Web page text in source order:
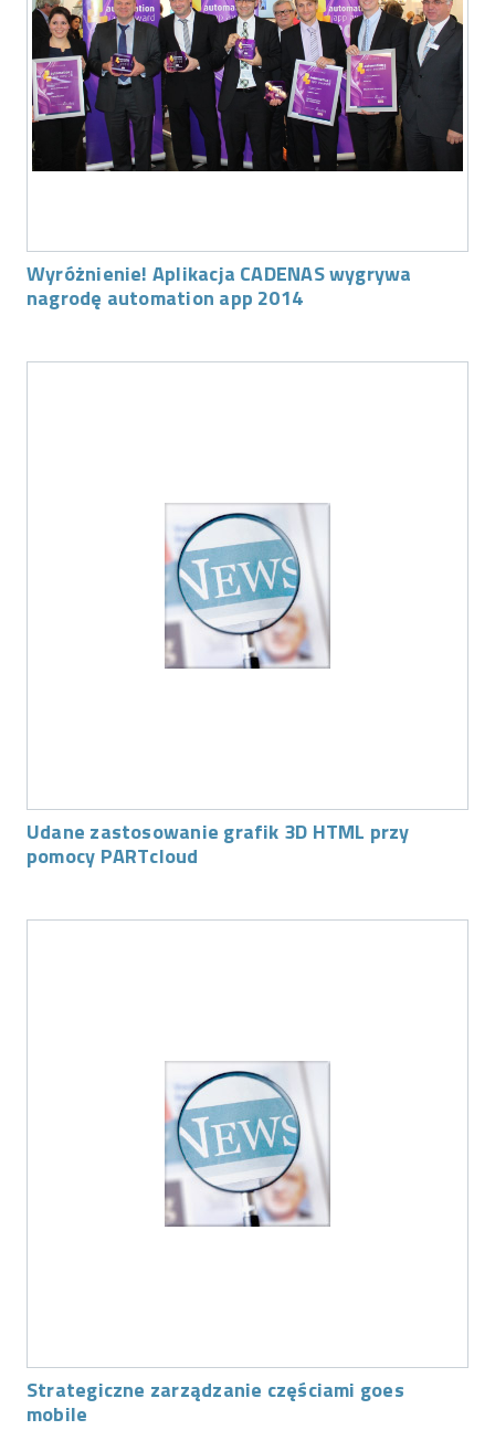
Wyróżnienie! Aplikacja CADENAS wygrywa
nagrodę automation app 2014
Udane zastosowanie grafik 3D HTML przy
pomocy PARTcloud
Strategiczne zarządzanie częściami goes
mobile